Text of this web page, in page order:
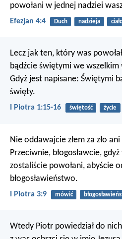
powołani w jednej nadziei
Efezjan 4:4 Duch nadzieja
Lecz jak ten, który was
bądźcie świętymi we wszelkim
Gdyż jest napisane: Świętymi
święty.
I Piotra 1:15-16 świętość życie
Nie oddawajcie złem za zło
Przeciwnie, błogosławcie,
zostaliście powołani, abyście
błogosławieństwo.
I Piotra 3:9 mówić
Wtedy Piotr powiedział do